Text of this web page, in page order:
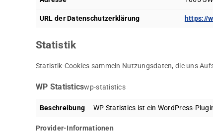
URL der Datenschutzerklärung https://
Statistik
Statistik-Cookies sammeln Nutzungsdaten, die uns
WP Statisticswp-statistics
Beschreibung WP Statistics ist ein WordPress-
Provider-Informationen